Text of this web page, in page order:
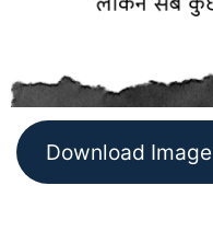
Download Image